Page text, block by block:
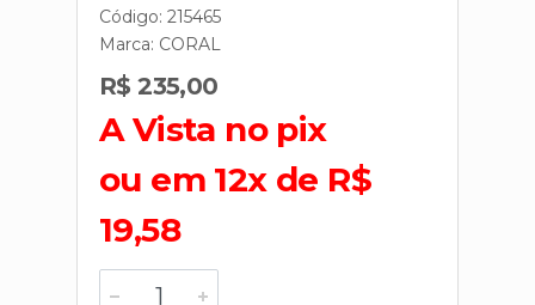
Código: 215465
Marca: CORAL
R$ 235,00
A Vista no pix
ou em 12x de R$
19,58